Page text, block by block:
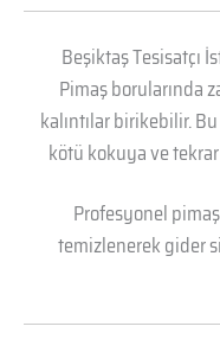
Beşiktaş Tesisatçı
Pimaş borularında
kalıntılar birikebilir.
kötü kokuya ve
Profesyonel
temizlenerek gider